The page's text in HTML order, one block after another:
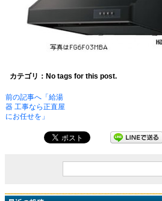
カテゴリ：No tags for this post.
前の記事へ「給湯
器 工事なら正直屋
にお任せを」